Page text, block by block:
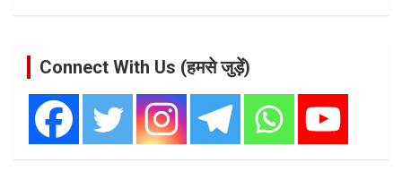
Connect With Us (हमसे जुड़ें)